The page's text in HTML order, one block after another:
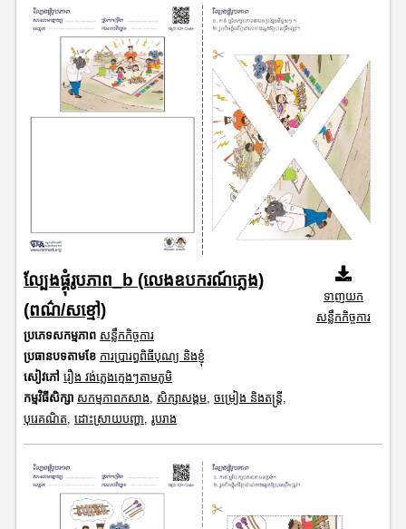
ល្បែងផ្គុំរូបភាព_b (លេងឧបករណ៍ភ្លេង)
(ពណ៌/សខ្មៅ)
ប្រភេទសកម្មភាព សន្លឹកកិច្ចការ
ប្រធានបទតាមខែ ការប្រារព្ធពិធីបុណ្យ និងខ្ញុំ
សៀវភៅ រឿង វង់ភ្លេងក្មេងៗតាមភូមិ
កម្មវិធីសិក្សា សកម្មភាពកសាង, សិក្សាសង្គម, ចម្រៀង និងតន្ត្រី,
បុរេគណិត, ដោះស្រាយបញ្ហា, រូបរាង
ទាញយក
សន្លឹកកិច្ចការ